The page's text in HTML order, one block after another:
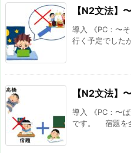
【N2文法】
導入 《PC：〜
行く予定でした
【N2文法】
導入 《PC：〜
です。 宿題を